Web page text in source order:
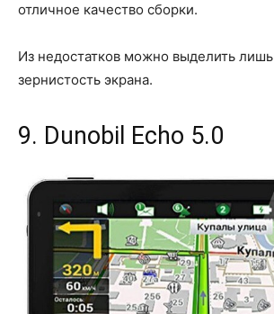
отличное качество сборки.
Из недостатков можно выделить
зернистость экрана.
9. Dunobil Echo 5.0